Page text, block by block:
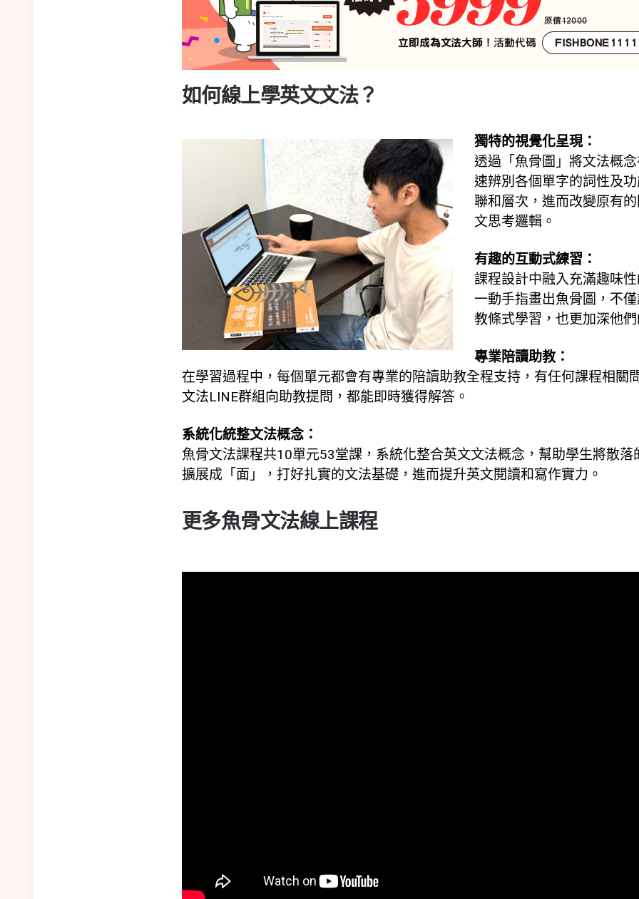
如何線上學英文文法？
獨特的視覺化呈現：
透過「魚骨圖」將文法概
速辨別各個單字的詞性及
聯和層次，進而改變原有
文思考邏輯。
有趣的互動式練習：
課程設計中融入充滿趣味
一動手指畫出魚骨圖，不
教條式學習，也更加深他
專業陪讀助教：
在學習過程中，每個單元都會有專業的陪讀助教全程支持，有任何課程相關
文法LINE群組向助教提問，都能即時獲得解答。
系統化統整文法概念：
魚骨文法課程共10單元53堂課，系統化整合英文文法概念，幫助學生將散落
擴展成「面」，打好扎實的文法基礎，進而提升英文閱讀和寫作實力。
更多魚骨文法線上課程